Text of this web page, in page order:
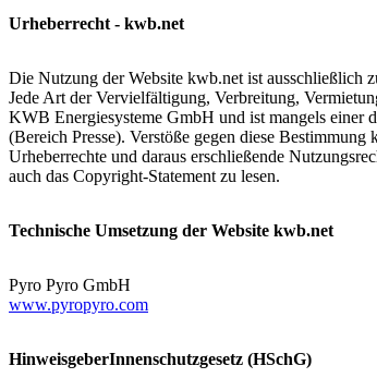
Urheberrecht - kwb.net
Die Nutzung der Website kwb.net ist ausschließlich
Jede Art der Vervielfältigung, Verbreitung,
KWB Energiesysteme GmbH und ist mangels einer
(Bereich Presse). Verstöße gegen diese
Urheberrechte und daraus erschließende
auch das Copyright-Statement zu lesen.
Technische Umsetzung der Website kwb.net
Pyro Pyro GmbH
www.pyropyro.com
HinweisgeberInnenschutzgesetz (HSchG)